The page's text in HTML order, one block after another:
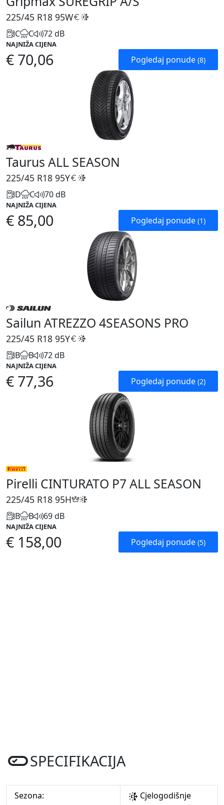
225/45 R18 95W
C C 72 dB
NAJNIŽA CIJENA
€ 70,06 Pogledaj ponude (8)
Taurus ALL SEASON
225/45 R18 95Y
D C 70 dB
NAJNIŽA CIJENA
€ 85,00 Pogledaj ponude (1)
Sailun ATREZZO 4SEASONS PRO
225/45 R18 95Y
B B 72 dB
NAJNIŽA CIJENA
€ 77,36 Pogledaj ponude (2)
Pirelli CINTURATO P7 ALL SEASON
225/45 R18 95H
B B 69 dB
NAJNIŽA CIJENA
€ 158,00 Pogledaj ponude (5)
SPECIFIKACIJA
Sezona:
Cjelogodišnje